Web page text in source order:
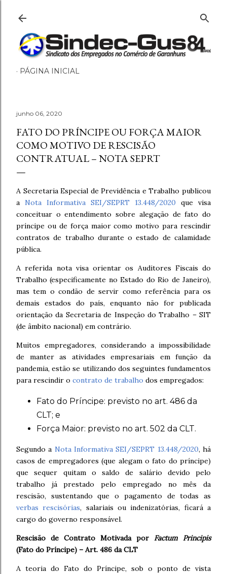
PÁGINA INICIAL
junho 06, 2020
FATO DO PRÍNCIPE OU FORÇA MAIOR
COMO MOTIVO DE RESCISÃO
CONTRATUAL – NOTA SEPRT
A Secretaria Especial de Previdência e Trabalho publicou
a Nota Informativa SEI/SEPRT 13.448/2020 que visa
conceituar o entendimento sobre alegação de fato do
príncipe ou de força maior como motivo para rescindir
contratos de trabalho durante o estado de calamidade
pública.
A referida nota visa orientar os Auditores Fiscais do
Trabalho (especificamente no Estado do Rio de Janeiro),
mas tem o condão de servir como referência para os
demais estados do país, enquanto não for publicada
orientação da Secretaria de Inspeção do Trabalho – SIT
(de âmbito nacional) em contrário.
Muitos empregadores, considerando a impossibilidade
de manter as atividades empresariais em função da
pandemia, estão se utilizando dos seguintes fundamentos
para rescindir o contrato de trabalho dos empregados:
Fato do Príncipe: previsto no art. 486 da
CLT; e
Força Maior: previsto no art. 502 da CLT.
Segundo a Nota Informativa SEI/SEPRT 13.448/2020, há
casos de empregadores (que alegam o fato do príncipe)
que sequer quitam o saldo de salário devido pelo
trabalho já prestado pelo empregado no mês da
rescisão, sustentando que o pagamento de todas as
verbas rescisórias, salariais ou indenizatórias, ficará a
cargo do governo responsável.
Rescisão de Contrato Motivada por Factum Principis
(Fato do Príncipe) – Art. 486 da CLT
A teoria do Fato do Príncipe, sob o ponto de vista